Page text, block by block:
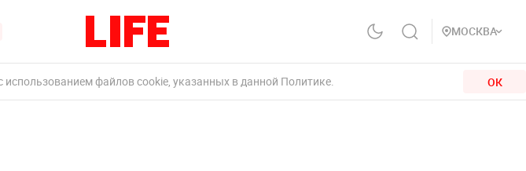
МОСКВА
использованием файлов cookie, указанных в данной Политике. ОК